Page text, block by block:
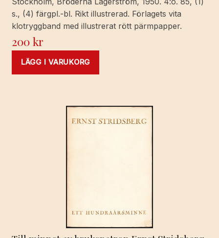
s., (4) färgpl.-bl. Rikt illustrerad. Förlagets vita
klotryggband med illustrerat rött pärmpapper.
200kr
LÄGG I VARUKORG